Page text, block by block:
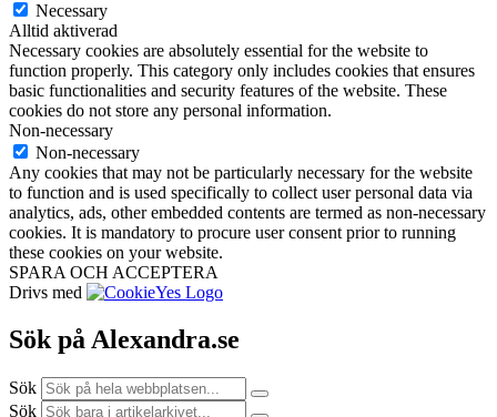
Necessary
Alltid aktiverad
Necessary cookies are absolutely essential for the website to
function properly. This category only includes cookies that ensures
basic functionalities and security features of the website. These
cookies do not store any personal information.
Non-necessary
Non-necessary
Any cookies that may not be particularly necessary for the website
to function and is used specifically to collect user personal data via
analytics, ads, other embedded contents are termed as non-necessary
cookies. It is mandatory to procure user consent prior to running
these cookies on your website.
SPARA OCH ACCEPTERA
Drivs med
Sök på Alexandra.se
Sök
Sök